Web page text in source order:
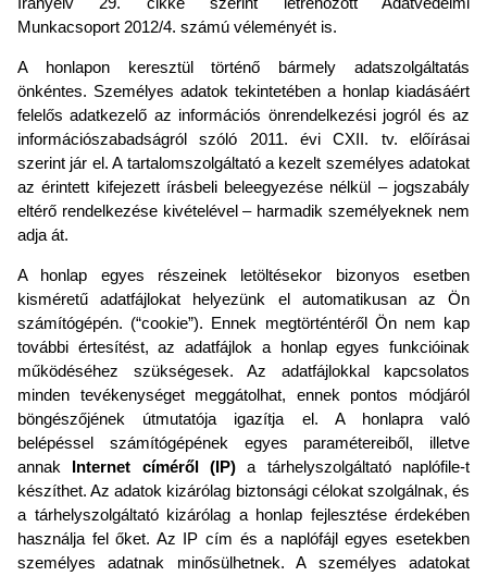
Munkacsoport 2012/4. számú véleményét is.
A honlapon keresztül történő bármely adatszolgáltatás
önkéntes. Személyes adatok tekintetében a honlap kiadásáért
felelős adatkezelő az információs önrendelkezési jogról és az
információszabadságról szóló 2011. évi CXII. tv. előírásai
szerint jár el. A tartalomszolgáltató a kezelt személyes adatokat
az érintett kifejezett írásbeli beleegyezése nélkül – jogszabály
eltérő rendelkezése kivételével – harmadik személyeknek nem
adja át.
A honlap egyes részeinek letöltésekor bizonyos esetben
kisméretű adatfájlokat helyezünk el automatikusan az Ön
számítógépén. (“cookie”). Ennek megtörténtéről Ön nem kap
további értesítést, az adatfájlok a honlap egyes funkcióinak
működéséhez szükségesek. Az adatfájlokkal kapcsolatos
minden tevékenységet meggátolhat, ennek pontos módjáról
böngészőjének útmutatója igazítja el. A honlapra való
belépéssel számítógépének egyes paramétereiből, illetve
annak Internet címéről (IP)a tárhelyszolgáltató
naplófile-t
készíthet. Az adatok kizárólag biztonsági célokat szolgálnak, és
a tárhelyszolgáltató kizárólag a honlap fejlesztése érdekében
használja fel őket. Az IP cím és a naplófájl egyes esetekben
személyes adatnak minősülhetnek. A személyes adatokat